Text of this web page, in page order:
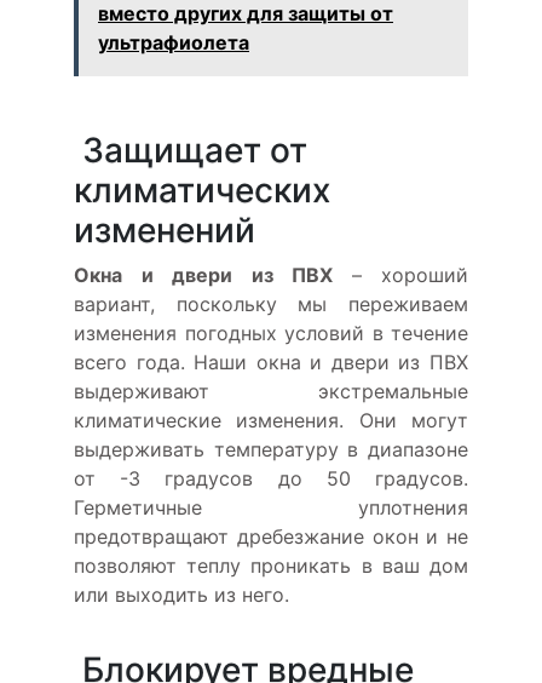
вместо других для защиты от
ультрафиолета
Защищает от
климатических
изменений
Окна и двери из ПВХ – хороший
вариант, поскольку мы переживаем
изменения погодных условий в течение
всего года. Наши окна и двери из ПВХ
выдерживают экстремальные
климатические изменения. Они могут
выдерживать температуру в диапазоне
от -3 градусов до 50 градусов.
Герметичные уплотнения
предотвращают дребезжание окон и не
позволяют теплу проникать в ваш дом
или выходить из него.
Блокирует вредные